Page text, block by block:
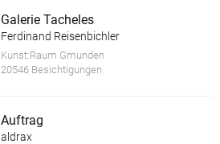
Galerie Tacheles
Ferdinand Reisenbichler
Kunst:Raum Gmunden
20546 Besichtigungen
Auftrag
aldrax